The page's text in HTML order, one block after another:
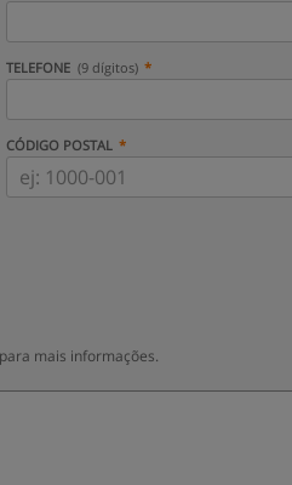
TELEFONE (9 dígitos)
CÓDIGO POSTAL
mais informações.